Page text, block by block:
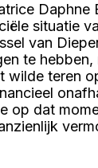
Daphne
situatie
van
te hebben,
wilde teren
op dat